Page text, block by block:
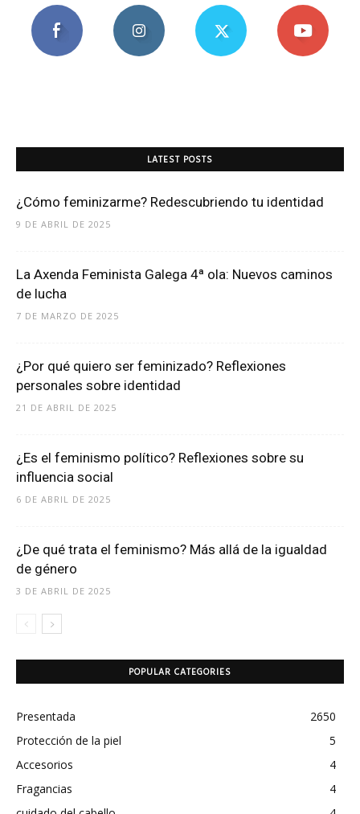
LATEST POSTS
¿Cómo feminizarme? Redescubriendo tu identidad
9 DE ABRIL DE 2025
La Axenda Feminista Galega 4ª ola: Nuevos caminos
de lucha
7 DE MARZO DE 2025
¿Por qué quiero ser feminizado? Reflexiones
personales sobre identidad
21 DE ABRIL DE 2025
¿Es el feminismo político? Reflexiones sobre su
influencia social
6 DE ABRIL DE 2025
¿De qué trata el feminismo? Más allá de la igualdad
de género
3 DE ABRIL DE 2025
POPULAR CATEGORIES
Presentada
2650
Protección de la piel
5
Accesorios
4
Fragancias
4